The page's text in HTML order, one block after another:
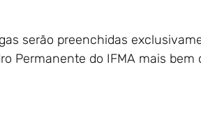
serão preenchidas
Permanente do IFMA mais bem